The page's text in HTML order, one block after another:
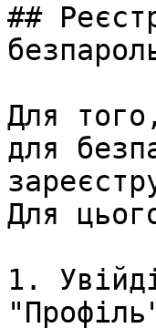
##
Для
для
Для
1.